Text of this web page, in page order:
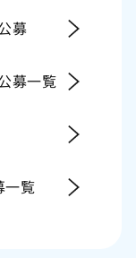
募
募一覧
一覧